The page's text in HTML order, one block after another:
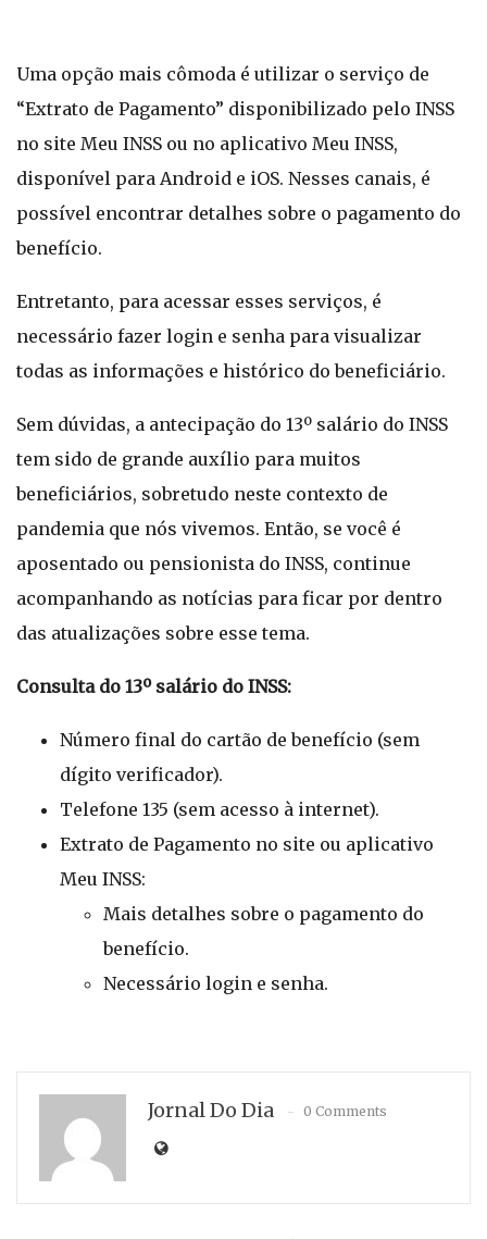
Uma opção mais cômoda é utilizar o serviço de
“Extrato de Pagamento” disponibilizado pelo INSS
no site Meu INSS ou no aplicativo Meu INSS,
disponível para Android e iOS. Nesses canais, é
possível encontrar detalhes sobre o pagamento do
benefício.
Entretanto, para acessar esses serviços, é
necessário fazer login e senha para visualizar
todas as informações e histórico do beneficiário.
Sem dúvidas, a antecipação do 13º salário do INSS
tem sido de grande auxílio para muitos
beneficiários, sobretudo neste contexto de
pandemia que nós vivemos. Então, se você é
aposentado ou pensionista do INSS, continue
acompanhando as notícias para ficar por dentro
das atualizações sobre esse tema.
Consulta do 13º salário do INSS:
Número final do cartão de benefício (sem
dígito verificador).
Telefone 135 (sem acesso à internet).
Extrato de Pagamento no site ou aplicativo
Meu INSS:
Mais detalhes sobre o pagamento do
benefício.
Necessário login e senha.
Jornal Do Dia 0 Comments